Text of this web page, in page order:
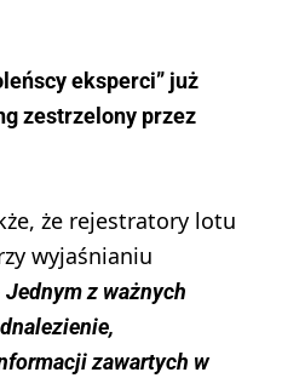
eksperci” już
zestrzelony przez
że rejestratory lotu
wyjaśnianiu
Jednym z ważnych
zawartych w